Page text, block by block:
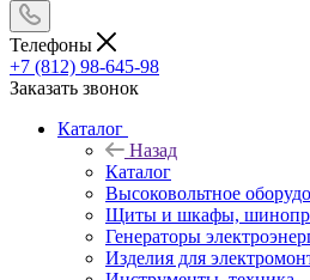
Телефоны
+7 (812) 98-645-98
Заказать звонок
Каталог
Назад
Каталог
Высоковольтное
Щиты и шкафы,
Генераторы
Изделия для